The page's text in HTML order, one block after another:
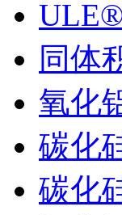
同体
氧化
碳化
碳化